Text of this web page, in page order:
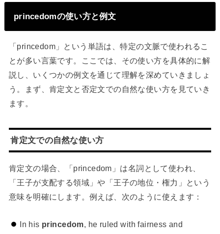
princedomの使い方と例文
「princedom」という単語は、特定の文脈で使われるこ
とが多い言葉です。ここでは、その使い方を具体的に解
説し、いくつかの例文を通じて理解を深めていきましょ
う。まず、肯定文と否定文での自然な使い方を見ていき
ます。
肯定文での自然な使い方
肯定文の場合、「princedom」は名詞として使われ、
「王子が支配する領域」や「王子の地位・権力」という
意味を明確にします。例えば、次のように使えます：
In his princedom, he ruled with fairness and